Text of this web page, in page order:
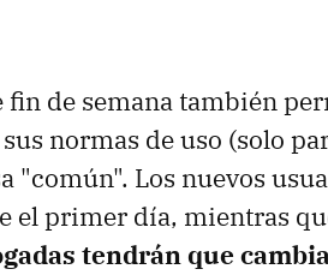
fin de semana también
normas de uso (solo
"común". Los nuevos
el primer día, mientras
tendrán que